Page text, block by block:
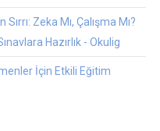
Sırrı: Zeka Mı, Çalışma Mı?
Hazırlık - Okulig
İçin Etkili Eğitim